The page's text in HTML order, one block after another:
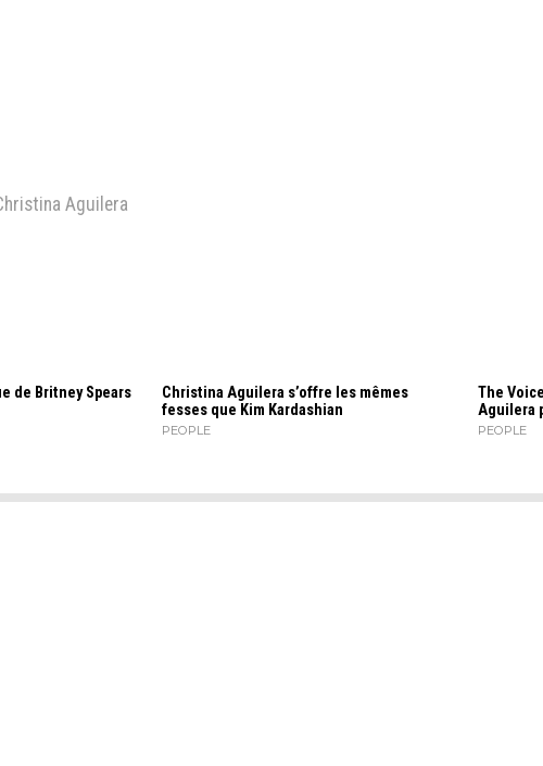
Aguilera
de Britney Spears
Christina Aguilera s’offre les mêmes
fesses que Kim Kardashian
PEOPLE
The
Aguilera
PEOPLE